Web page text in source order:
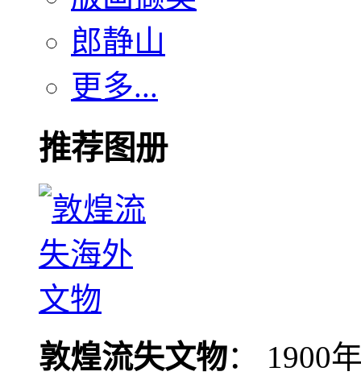
郎静山
更多...
推荐图册
敦煌流失文物： 1900